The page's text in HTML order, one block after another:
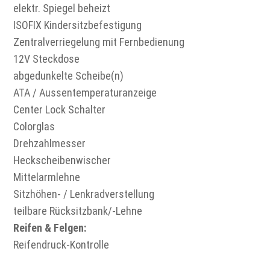
elektr. Spiegel beheizt
ISOFIX Kindersitzbefestigung
Zentralverriegelung mit Fernbedienung
12V Steckdose
abgedunkelte Scheibe(n)
ATA / Aussentemperaturanzeige
Center Lock Schalter
Colorglas
Drehzahlmesser
Heckscheibenwischer
Mittelarmlehne
Sitzhöhen- / Lenkradverstellung
teilbare Rücksitzbank/-Lehne
Reifen & Felgen:
Reifendruck-Kontrolle